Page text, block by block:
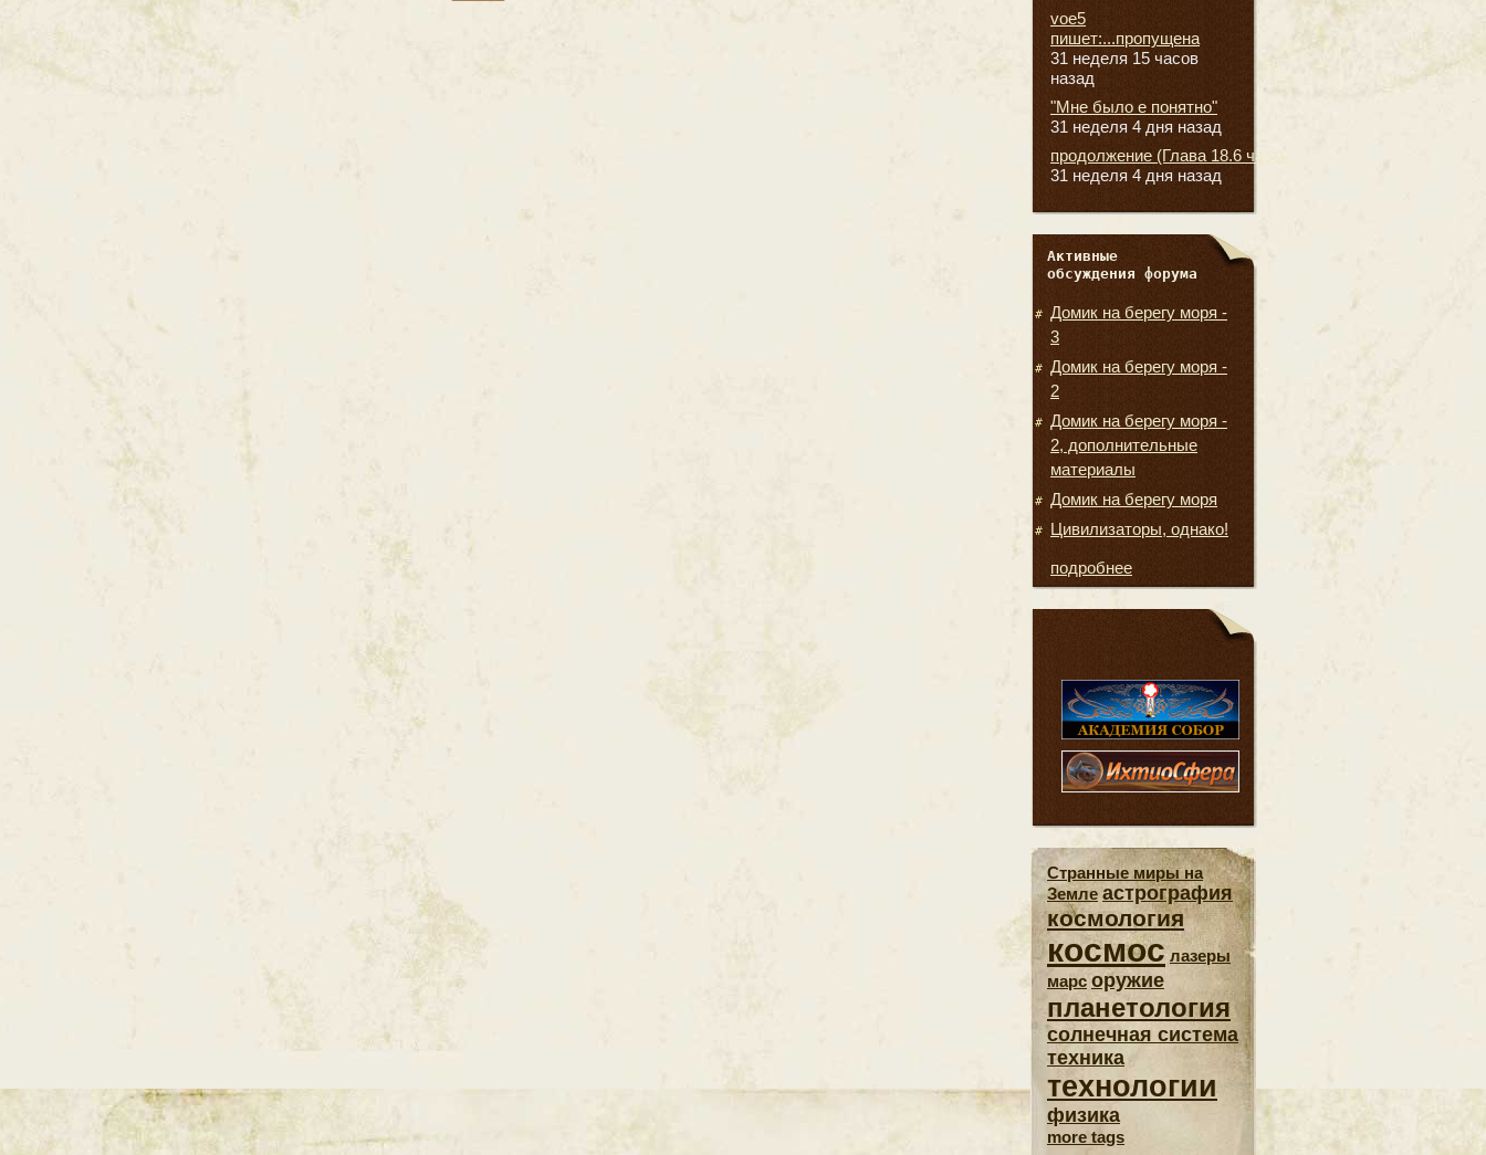
voe5
пишет:...пропущена
31 неделя 15 часов
назад
"Мне было е понятно"
31 неделя 4 дня назад
продолжение (Глава 18.6 часть
31 неделя 4 дня назад
Активные
обсуждения форума
Домик на берегу моря -
3
Домик на берегу моря -
2
Домик на берегу моря -
2, дополнительные
материалы
Домик на берегу моря
Цивилизаторы, однако!
подробнее
Странные миры на
Земле астрография
космология
космос лазеры
марс оружие
планетология
солнечная система
техника
технологии
физика
more tags